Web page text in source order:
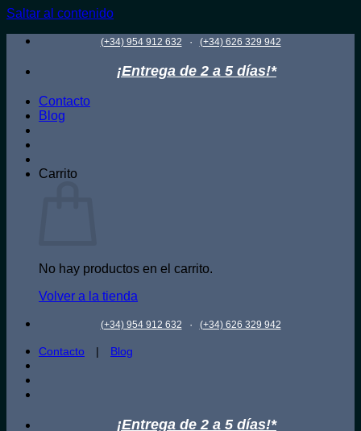
Saltar al contenido
(+34) 954 912 632 · (+34) 626 329 942
¡Entrega de 2 a 5 días!*
Contacto
Blog
Carrito
No hay productos en el carrito.
Volver a la tienda
(+34) 954 912 632 · (+34) 626 329 942
Contacto | Blog
¡Entrega de 2 a 5 días!*